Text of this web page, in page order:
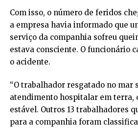
Com isso, o número de feridos
a empresa havia informado que
serviço da companhia sofreu
estava consciente. O funcionário
o acidente.
“O trabalhador resgatado no mar
atendimento hospitalar em terra,
estável. Outros 13 trabalhadores
para a companhia foram